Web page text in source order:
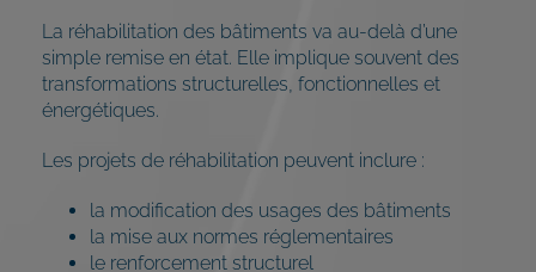
La réhabilitation des bâtiments va au-delà d’une
simple remise en état. Elle implique souvent des
transformations structurelles, fonctionnelles et
énergétiques.
Les projets de réhabilitation peuvent inclure :
la modification des usages des bâtiments
la mise aux normes réglementaires
le renforcement structurel